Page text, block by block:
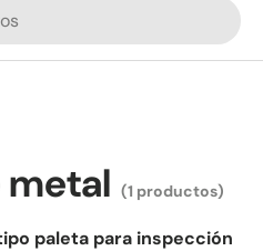
(1 productos)
paleta para inspección